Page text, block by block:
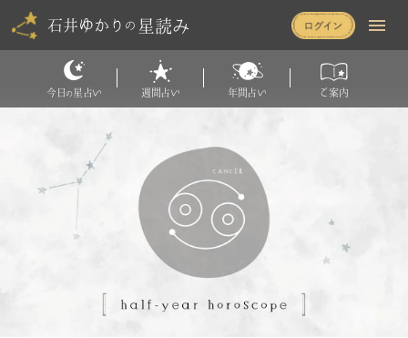
石井ゆかり の 星読み
今日の 星占い 週間占い 年間占い ご案内